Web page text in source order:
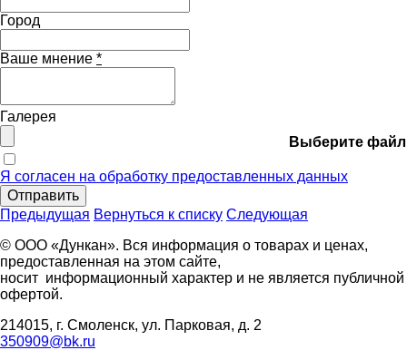
Город
Ваше мнение *
Галерея
Выберите файл
Я согласен на обработку предоставленных данных
Отправить
Предыдущая Вернуться к списку Следующая
© ООО «Дункан». Вся информация о товарах и ценах,
предоставленная на этом сайте,
носит информационный характер и не является публичной
офертой.
214015, г. Смоленск, ул. Парковая, д. 2
350909@bk.ru